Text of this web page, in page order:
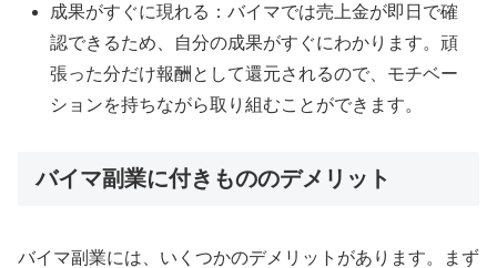
成果がすぐに現れる：バイマでは売上金が即日で確
認できるため、自分の成果がすぐにわかります。頑
張った分だけ報酬として還元されるので、モチベー
ションを持ちながら取り組むことができます。
バイマ副業に付きもののデメリット
バイマ副業には、いくつかのデメリットがあります。まず